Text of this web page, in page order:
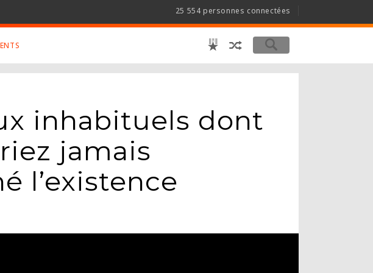
25 554 personnes connectées
inhabituels dont
jamais
l’existence